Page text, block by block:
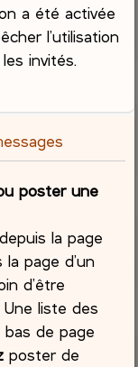
a été activée
l’utilisation
invités.
poster une
la page
page d’un
d’être
liste des
de page
poster de